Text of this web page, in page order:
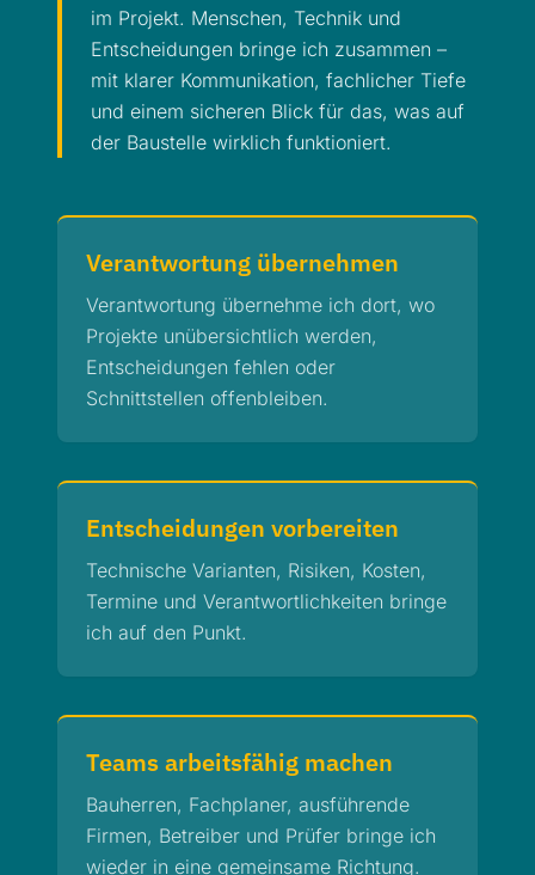
im Projekt. Menschen, Technik und
Entscheidungen bringe ich zusammen –
mit klarer Kommunikation, fachlicher Tiefe
und einem sicheren Blick für das, was auf
der Baustelle wirklich funktioniert.
Verantwortung übernehmen
Verantwortung übernehme ich dort, wo
Projekte unübersichtlich werden,
Entscheidungen fehlen oder
Schnittstellen offenbleiben.
Ent­scheidungen vorbereiten
Technische Varianten, Risiken, Kosten,
Termine und Verantwortlichkeiten bringe
ich auf den Punkt.
Teams arbeitsfähig machen
Bauherren, Fachplaner, ausführende
Firmen, Betreiber und Prüfer bringe ich
wieder in eine gemeinsame Richtung.